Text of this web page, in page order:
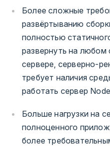
Более сложные
развёртыванию
полностью
развернуть на
сервере, серверно-
требует наличия
работать сервер
Больше нагрузки на
полноценного
более